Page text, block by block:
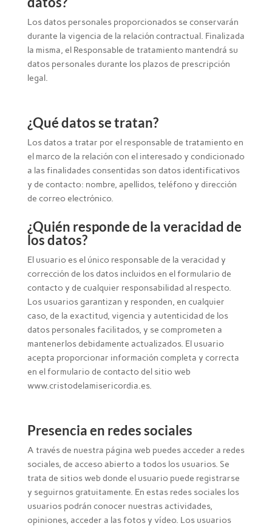
Los datos personales proporcionados se conservarán
durante la vigencia de la relación contractual. Finalizada
la misma, el Responsable de tratamiento mantendrá su
datos personales durante los plazos de prescripción
legal.
¿Qué datos se tratan?
Los datos a tratar por el responsable de tratamiento en
el marco de la relación con el interesado y condicionado
a las finalidades consentidas son datos identificativos
y de contacto: nombre, apellidos, teléfono y dirección
de correo electrónico.
¿Quién responde de la veracidad de
los datos?
El usuario es el único responsable de la veracidad y
corrección de los datos incluidos en el formulario de
contacto y de cualquier responsabilidad al respecto.
Los usuarios garantizan y responden, en cualquier
caso, de la exactitud, vigencia y autenticidad de los
datos personales facilitados, y se comprometen a
mantenerlos debidamente actualizados. El usuario
acepta proporcionar información completa y correcta
en el formulario de contacto del sitio web
www.cristodelamisericordia.es.
Presencia en redes sociales
A través de nuestra página web puedes acceder a redes
sociales, de acceso abierto a todos los usuarios. Se
trata de sitios web donde el usuario puede registrarse
y seguirnos gratuitamente. En estas redes sociales los
usuarios podrán conocer nuestras actividades,
opiniones, acceder a las fotos y vídeo. Los usuarios